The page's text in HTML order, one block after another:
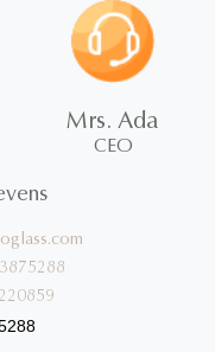
Mrs. Ada
CEO